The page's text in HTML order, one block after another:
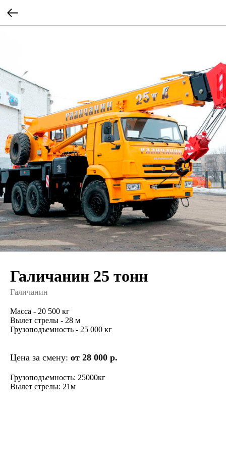
Галичанин 25 тонн
Галичанин
Масса - 20 500 кг
Вылет стрелы - 28 м
Грузоподъемность - 25 000 кг
Цена за смену: от 28 000 р.
Грузоподъемность: 25000кг
Вылет стрелы: 21м